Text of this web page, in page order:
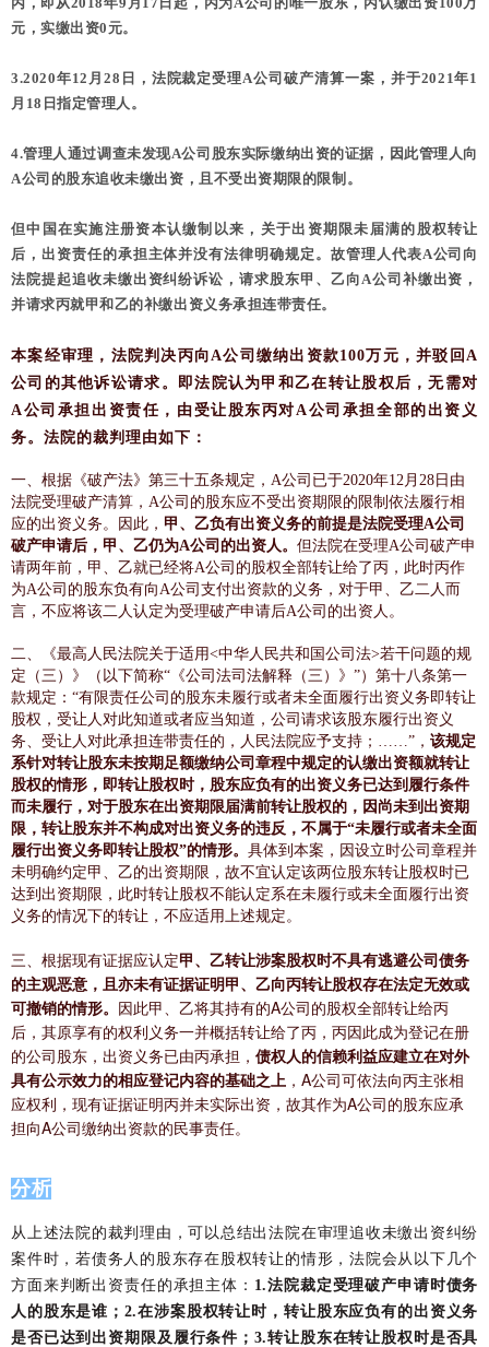
元，实缴出资0元。
3.2020年12月28日，法院裁定受理A公司破产清算一案，并于2021年1
月18日指定管理人。
4.管理人通过调查未发现A公司股东实际缴纳出资的证据，因此管理人向
A公司的股东追收未缴出资，且不受出资期限的限制。
但中国在实施注册资本认缴制以来，关于出资期限未届满的股权转让
后，出资责任的承担主体并没有法律明确规定。故管理人代表A公司向
法院提起追收未缴出资纠纷诉讼，请求股东甲、乙向A公司补缴出资，
并请求丙就甲和乙的补缴出资义务承担连带责任。
本案经审理，法院判决丙向A公司缴纳出资款100万元，并驳回A
公司的其他诉讼请求。即法院认为甲和乙在转让股权后，无需对
A公司承担出资责任，由受让股东丙对A公司承担全部的出资义
务。法院的裁判理由如下：
一、根据《破产法》第三十五条规定，A公司已于2020年12月28日由
法院受理破产清算，A公司的股东应不受出资期限的限制依法履行相
应的出资义务。因此， 甲、乙负有出资义务的前提是法院受理A公司
破产申请后，甲、乙仍为A公司的出资人。 但法院在受理A公司破产申
请两年前，甲、乙就已经将A公司的股权全部转让给了丙，此时丙作
为A公司的股东负有向A公司支付出资款的义务，对于甲、乙二人而
言，不应将该二人认定为受理破产申请后A公司的出资人。
二、《最高人民法院关于适用<中华人民共和国公司法>若干问题的规
定（三）》（以下简称“《公司法司法解释（三）》”）第十八条第一
款规定：“有限责任公司的股东未履行或者未全面履行出资义务即转让
股权，受让人对此知道或者应当知道，公司请求该股东履行出资义
务、受让人对此承担连带责任的，人民法院应予支持；……”， 该规定
系针对转让股东未按期足额缴纳公司章程中规定的认缴出资额就转让
股权的情形，即转让股权时，股东应负有的出资义务已达到履行条件
而未履行，对于股东在出资期限届满前转让股权的，因尚未到出资期
限，转让股东并不构成对出资义务的违反，不属于“未履行或者未全面
履行出资义务即转让股权”的情形。 具体到本案，因设立时公司章程并
未明确约定甲、乙的出资期限，故不宜认定该两位股东转让股权时已
达到出资期限，此时转让股权不能认定系在未履行或未全面履行出资
义务的情况下的转让，不应适用上述规定。
三、根据现有证据应认定甲、乙转让涉案股权时不具有逃避公司债务
的主观恶意，且亦未有证据证明甲、乙向丙转让股权存在法定无效或
可撤销的情形。 因此甲、乙将其持有的A公司的股权全部转让给丙
后，其原享有的权利义务一并概括转让给了丙，丙因此成为登记在册
的公司股东，出资义务已由丙承担， 债权人的信赖利益应建立在对外
具有公示效力的相应登记内容的基础之上 ，A公司可依法向丙主张相
应权利，现有证据证明丙并未实际出资，故其作为A公司的股东应承
担向A公司缴纳出资款的民事责任。
分析
从上述法院的裁判理由，可以总结出法院在审理追收未缴出资纠纷
案件时，若债务人的股东存在股权转让的情形，法院会从以下几个
方面来判断出资责任的承担主体： 1.法院裁定受理破产申请时债务
人的股东是谁； 2.在涉案股权转让时，转让股东应负有的出资义务
是否已达到出资期限及履行条件；3.转让股东在转让股权时是否具